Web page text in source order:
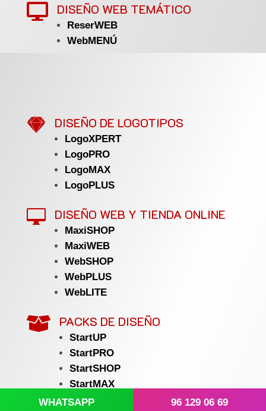
 DISEÑO WEB TEMÁTICO
ReserWEB
WebMENÚ
 DISEÑO DE LOGOTIPOS
LogoXPERT
LogoPRO
LogoMAX
LogoPLUS
 DISEÑO WEB Y TIENDA ONLINE
MaxiSHOP
MaxiWEB
WebSHOP
WebPLUS
WebLITE
 PACKS DE DISEÑO
StartUP
StartPRO
StartSHOP
StartMAX
StartPLUS
WHATSAPP 96 129 06 69